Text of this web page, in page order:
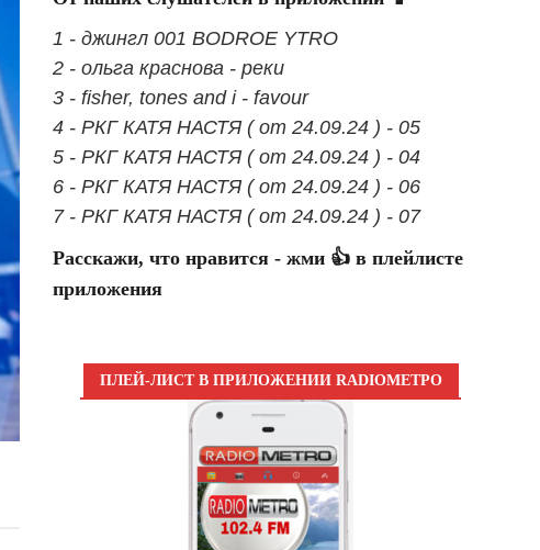
1 - джингл 001 BODROE YTRO
2 - ольга краснова - реки
3 - fisher, tones and i - favour
4 - РКГ КАТЯ НАСТЯ ( от 24.09.24 ) - 05
5 - РКГ КАТЯ НАСТЯ ( от 24.09.24 ) - 04
6 - РКГ КАТЯ НАСТЯ ( от 24.09.24 ) - 06
7 - РКГ КАТЯ НАСТЯ ( от 24.09.24 ) - 07
Расскажи, что нравится - жми 👍 в плейлисте
приложения
ПЛЕЙ-ЛИСТ В ПРИЛОЖЕНИИ RADIOМЕТРО